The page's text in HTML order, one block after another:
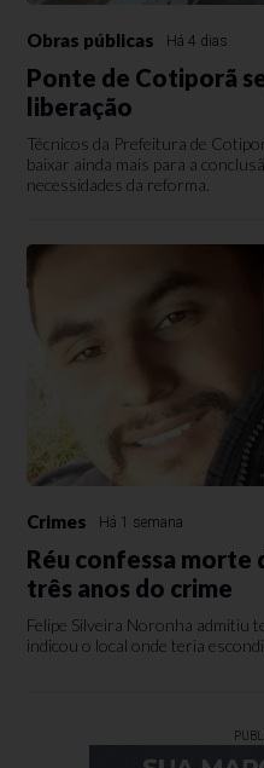
Obras públicas Há 4 dias
Ponte de Cotiporã
liberação
Técnicos da Prefeitura de
baixar ainda mais para a
necessidades da reforma.
Crimes Há 1 semana
Réu confessa morte
três anos do crime
Felipe Silveira Noronha admitiu
indicou o local onde teria